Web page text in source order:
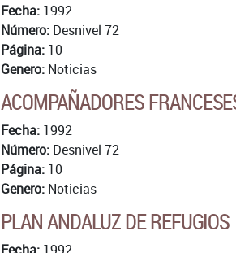
Fecha: 1992
Número: Desnivel 72
Página: 10
Genero: Noticias
ACOMPAÑADORES
Fecha: 1992
Número: Desnivel 72
Página: 10
Genero: Noticias
PLAN ANDALUZ DE REFUGIOS